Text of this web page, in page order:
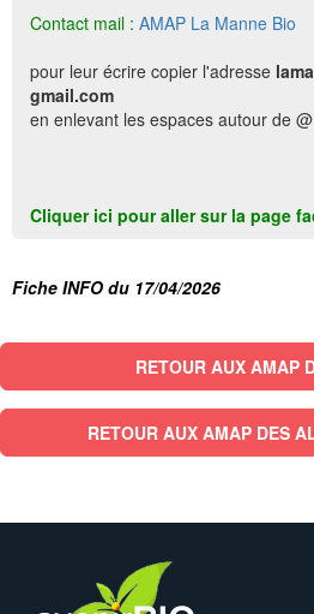
Contact mail : AMAP La Manne Bio
pour leur écrire copier l'adresse
gmail.com
en enlevant les espaces autour de @
Cliquer ici pour aller sur la page
Fiche INFO du 17/04/2026
RETOUR AUX AMAP
RETOUR AUX AMAP DES